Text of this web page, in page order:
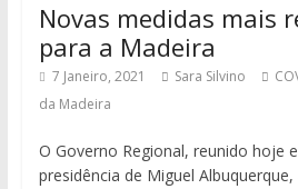
Novas medidas mais
para a Madeira
7 Janeiro, 2021 Sara Silvino
da Madeira
O Governo Regional, reunido hoje
presidência de Miguel